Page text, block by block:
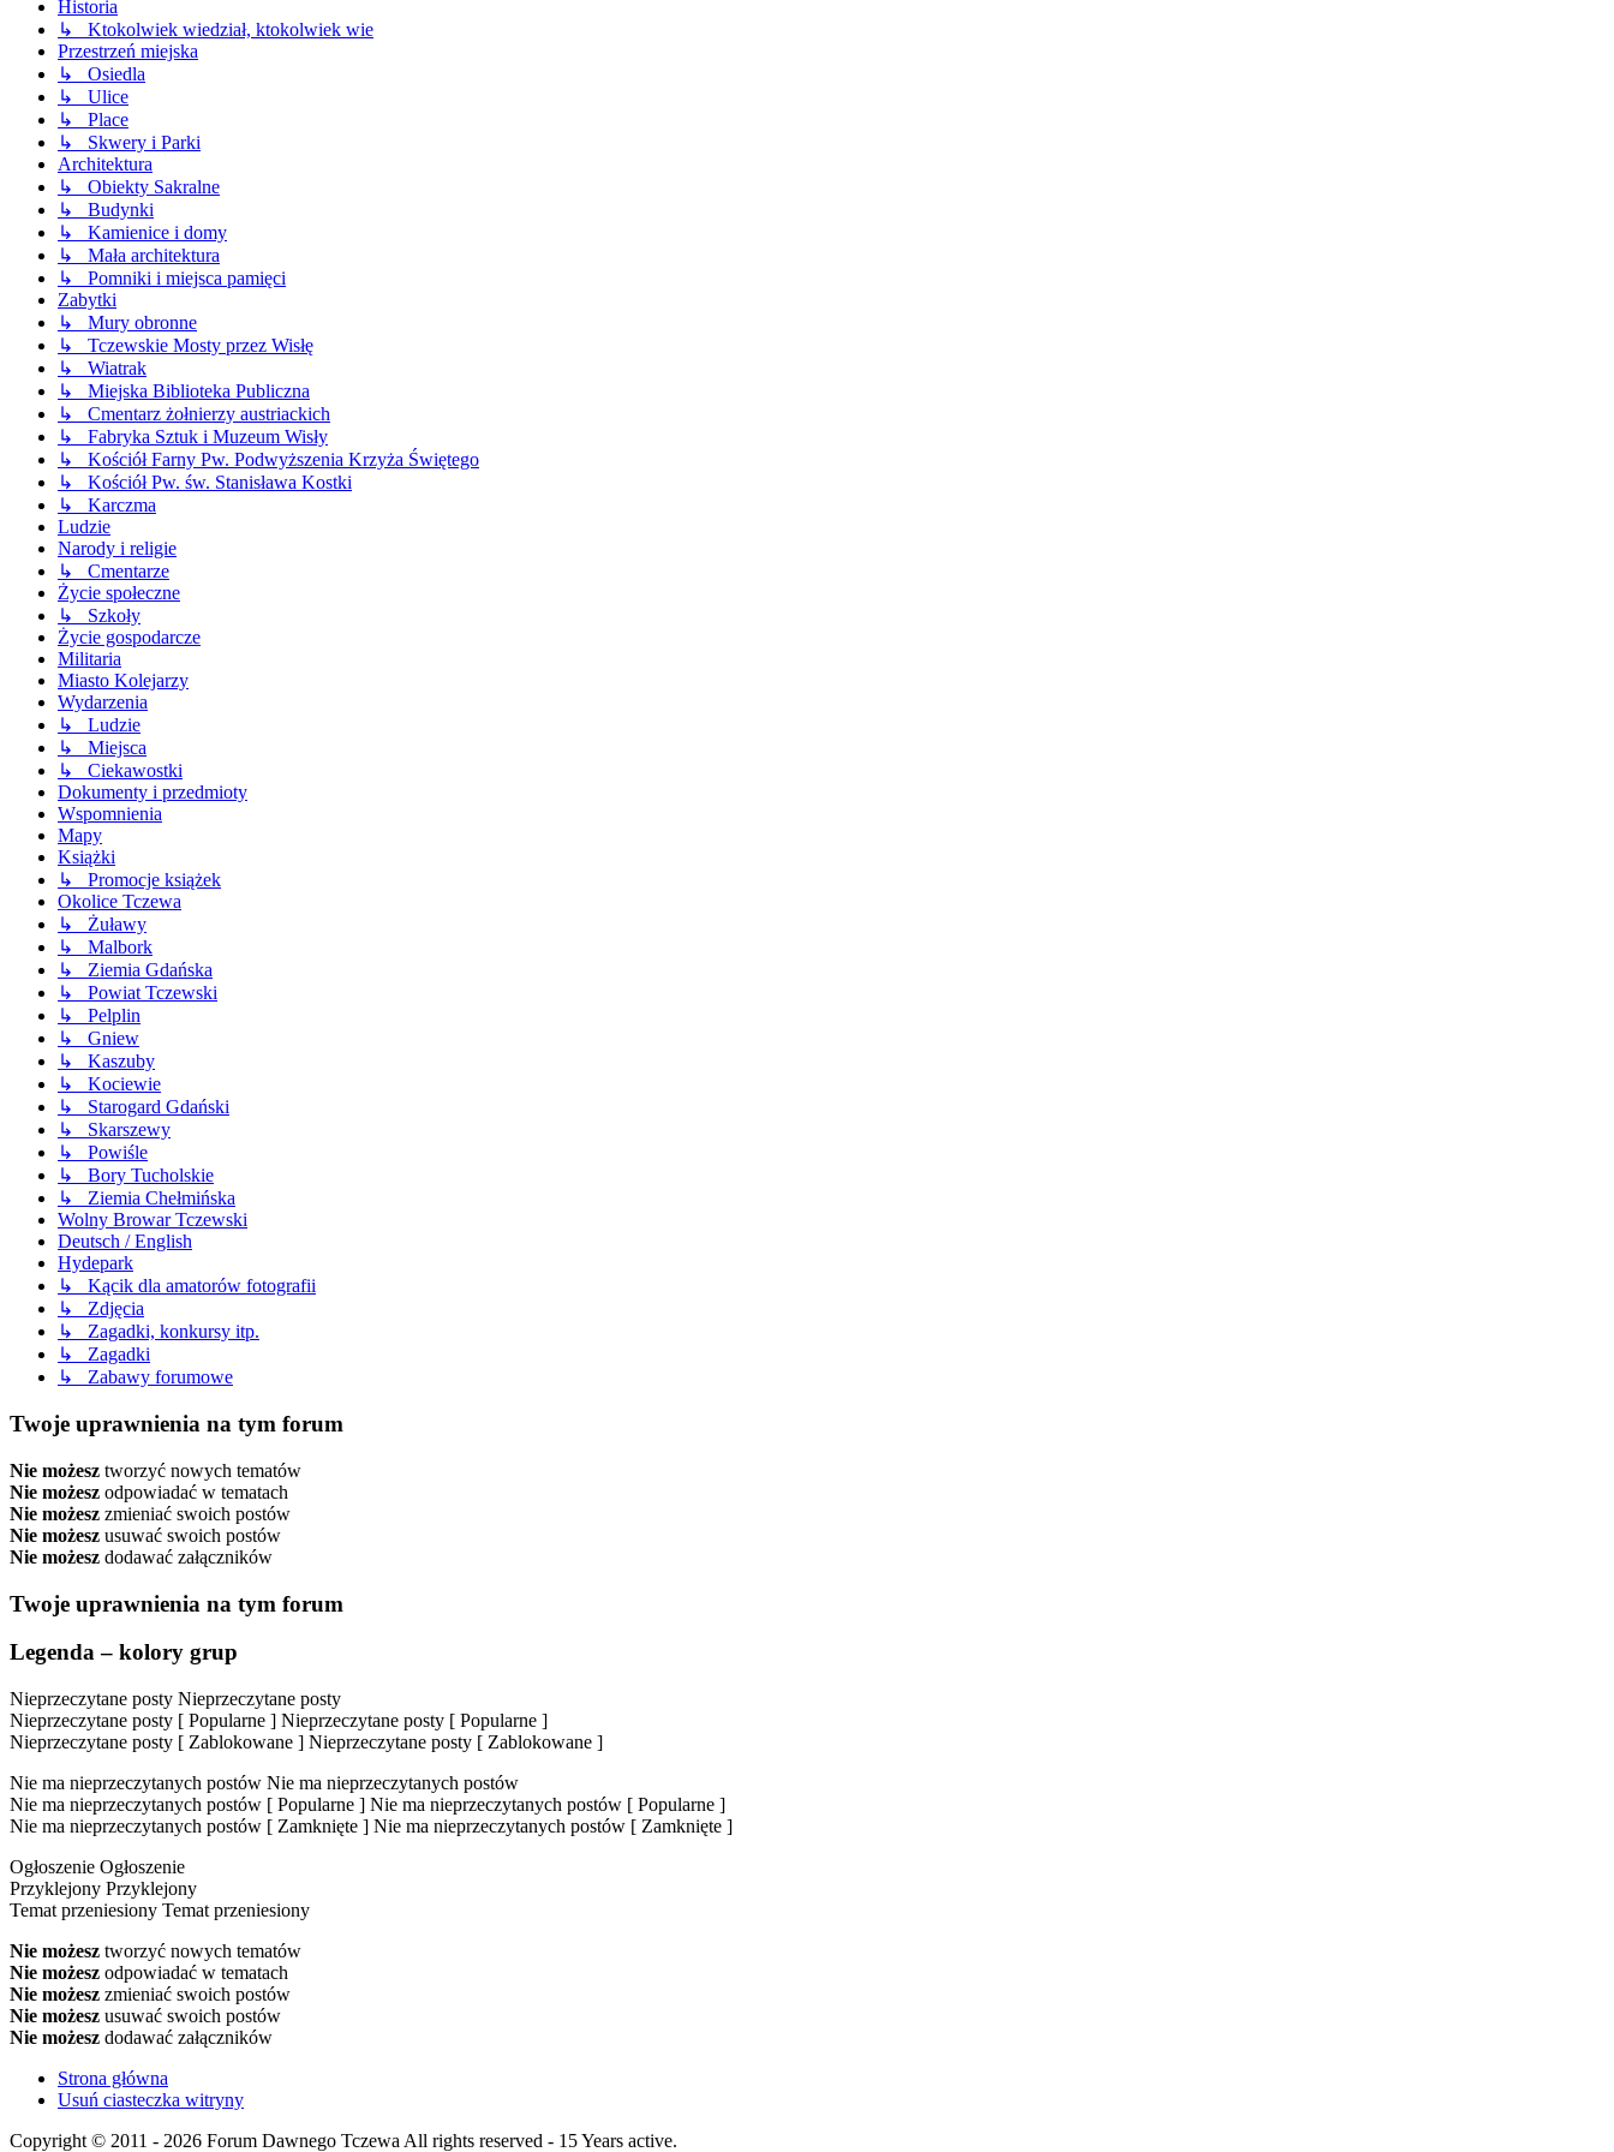
Historia
↳ Ktokolwiek wiedział, ktokolwiek wie
Przestrzeń miejska
↳ Osiedla
↳ Ulice
↳ Place
↳ Skwery i Parki
Architektura
↳ Obiekty Sakralne
↳ Budynki
↳ Kamienice i domy
↳ Mała architektura
↳ Pomniki i miejsca pamięci
Zabytki
↳ Mury obronne
↳ Tczewskie Mosty przez Wisłę
↳ Wiatrak
↳ Miejska Biblioteka Publiczna
↳ Cmentarz żołnierzy austriackich
↳ Fabryka Sztuk i Muzeum Wisły
↳ Kościół Farny Pw. Podwyższenia Krzyża Świętego
↳ Kościół Pw. św. Stanisława Kostki
↳ Karczma
Ludzie
Narody i religie
↳ Cmentarze
Życie społeczne
↳ Szkoły
Życie gospodarcze
Militaria
Miasto Kolejarzy
Wydarzenia
↳ Ludzie
↳ Miejsca
↳ Ciekawostki
Dokumenty i przedmioty
Wspomnienia
Mapy
Książki
↳ Promocje książek
Okolice Tczewa
↳ Żuławy
↳ Malbork
↳ Ziemia Gdańska
↳ Powiat Tczewski
↳ Pelplin
↳ Gniew
↳ Kaszuby
↳ Kociewie
↳ Starogard Gdański
↳ Skarszewy
↳ Powiśle
↳ Bory Tucholskie
↳ Ziemia Chełmińska
Wolny Browar Tczewski
Deutsch / English
Hydepark
↳ Kącik dla amatorów fotografii
↳ Zdjęcia
↳ Zagadki, konkursy itp.
↳ Zagadki
↳ Zabawy forumowe
Twoje uprawnienia na tym forum
Nie możesz tworzyć nowych tematów
Nie możesz odpowiadać w tematach
Nie możesz zmieniać swoich postów
Nie możesz usuwać swoich postów
Nie możesz dodawać załączników
Twoje uprawnienia na tym forum
Legenda – kolory grup
Nieprzeczytane posty Nieprzeczytane posty
Nieprzeczytane posty [ Popularne ] Nieprzeczytane posty [ Popularne ]
Nieprzeczytane posty [ Zablokowane ] Nieprzeczytane posty [ Zablokowane ]
Nie ma nieprzeczytanych postów Nie ma nieprzeczytanych postów
Nie ma nieprzeczytanych postów [ Popularne ] Nie ma nieprzeczytanych postów [ Popularne ]
Nie ma nieprzeczytanych postów [ Zamknięte ] Nie ma nieprzeczytanych postów [ Zamknięte ]
Ogłoszenie Ogłoszenie
Przyklejony Przyklejony
Temat przeniesiony Temat przeniesiony
Nie możesz tworzyć nowych tematów
Nie możesz odpowiadać w tematach
Nie możesz zmieniać swoich postów
Nie możesz usuwać swoich postów
Nie możesz dodawać załączników
Strona główna
Usuń ciasteczka witryny
Copyright © 2011 - 2026 Forum Dawnego Tczewa All rights reserved - 15 Years active.